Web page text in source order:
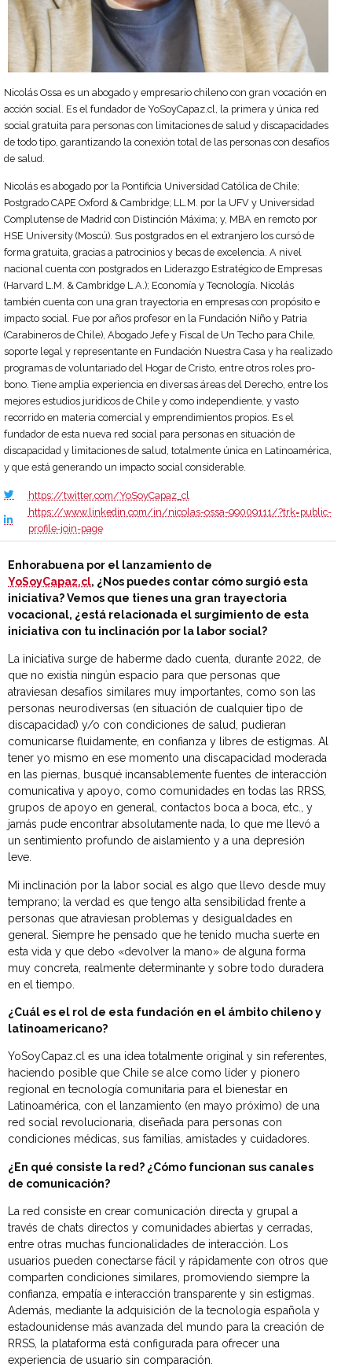
Nicolás Ossa es un abogado y empresario chileno con gran vocación en
acción social. Es el fundador de YoSoyCapaz.cl, la primera y única red
social gratuita para personas con limitaciones de salud y discapacidades
de todo tipo, garantizando la conexión total de las personas con desafíos
de salud.
Nicolás es abogado por la Pontificia Universidad Católica de Chile;
Postgrado CAPE Oxford & Cambridge; LL.M. por la UFV y Universidad
Complutense de Madrid con Distinción Máxima; y, MBA en remoto por
HSE University (Moscú). Sus postgrados en el extranjero los cursó de
forma gratuita, gracias a patrocinios y becas de excelencia. A nivel
nacional cuenta con postgrados en Liderazgo Estratégico de Empresas
(Harvard L.M. & Cambridge L.A.); Economía y Tecnología. Nicolás
también cuenta con una gran trayectoria en empresas con propósito e
impacto social. Fue por años profesor en la Fundación Niño y Patria
(Carabineros de Chile), Abogado Jefe y Fiscal de Un Techo para Chile,
soporte legal y representante en Fundación Nuestra Casa y ha realizado
programas de voluntariado del Hogar de Cristo, entre otros roles pro-
bono. Tiene amplia experiencia en diversas áreas del Derecho, entre los
mejores estudios jurídicos de Chile y como independiente, y vasto
recorrido en materia comercial y emprendimientos propios. Es el
fundador de esta nueva red social para personas en situación de
discapacidad y limitaciones de salud, totalmente única en Latinoamérica,
y que está generando un impacto social considerable.
https://twitter.com/YoSoyCapaz_cl
https://www.linkedin.com/in/nicolas-ossa-99009111/?trk=public-
profile-join-page
Enhorabuena por el lanzamiento de
YoSoyCapaz.cl, ¿Nos puedes contar cómo surgió esta
iniciativa? Vemos que tienes una gran trayectoria
vocacional, ¿está relacionada el surgimiento de esta
iniciativa con tu inclinación por la labor social?
La iniciativa surge de haberme dado cuenta, durante 2022, de
que no existía ningún espacio para que personas que
atraviesan desafíos similares muy importantes, como son las
personas neurodiversas (en situación de cualquier tipo de
discapacidad) y/o con condiciones de salud, pudieran
comunicarse fluidamente, en confianza y libres de estigmas. Al
tener yo mismo en ese momento una discapacidad moderada
en las piernas, busqué incansablemente fuentes de interacción
comunicativa y apoyo, como comunidades en todas las RRSS,
grupos de apoyo en general, contactos boca a boca, etc., y
jamás pude encontrar absolutamente nada, lo que me llevó a
un sentimiento profundo de aislamiento y a una depresión
leve.
Mi inclinación por la labor social es algo que llevo desde muy
temprano; la verdad es que tengo alta sensibilidad frente a
personas que atraviesan problemas y desigualdades en
general. Siempre he pensado que he tenido mucha suerte en
esta vida y que debo «devolver la mano» de alguna forma
muy concreta, realmente determinante y sobre todo duradera
en el tiempo.
¿Cuál es el rol de esta fundación en el ámbito chileno y
latinoamericano?
YoSoyCapaz.cl es una idea totalmente original y sin referentes,
haciendo posible que Chile se alce como líder y pionero
regional en tecnología comunitaria para el bienestar en
Latinoamérica, con el lanzamiento (en mayo próximo) de una
red social revolucionaria, diseñada para personas con
condiciones médicas, sus familias, amistades y cuidadores.
¿ En qué consiste la red? ¿Cómo funcionan sus canales
de comunicación?
La red consiste en crear comunicación directa y grupal a
través de chats directos y comunidades abiertas y cerradas,
entre otras muchas funcionalidades de interacción. Los
usuarios pueden conectarse fácil y rápidamente con otros que
comparten condiciones similares, promoviendo siempre la
confianza, empatía e interacción transparente y sin estigmas.
Además, mediante la adquisición de la tecnología española y
estadounidense más avanzada del mundo para la creación de
RRSS, la plataforma está configurada para ofrecer una
experiencia de usuario sin comparación.